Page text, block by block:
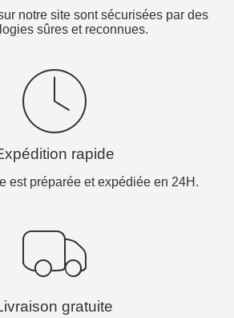
notre site sont sécurisées par des
sûres et reconnues.
rapide
est préparée et expédiée en 24H.
gratuite